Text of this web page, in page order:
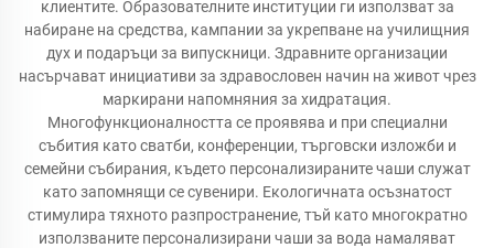
клиентите. Образователните институции ги използват за
набиране на средства, кампании за укрепване на училищния
дух и подаръци за випускници. Здравните организации
насърчават инициативи за здравословен начин на живот чрез
маркирани напомняния за хидратация.
Многофункционалността се проявява и при специални
събития като сватби, конференции, търговски изложби и
семейни събирания, където персонализираните чаши служат
като запомнящи се сувенири. Екологичната осъзнатост
стимулира тяхното разпространение, тъй като многократно
използваните персонализирани чаши за вода намаляват